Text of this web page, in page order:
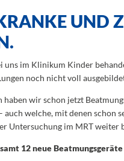
UND
uns im Klinikum Kinder
noch nicht voll
haben wir schon jetzt
auch welche, mit denen schon
Untersuchung im MRT
12 neue